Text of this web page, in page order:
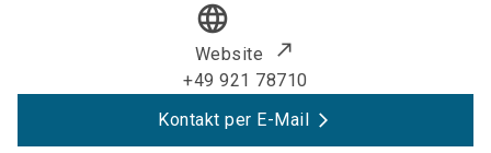
language
Website
+49 921 78710
Kontakt per E-Mail